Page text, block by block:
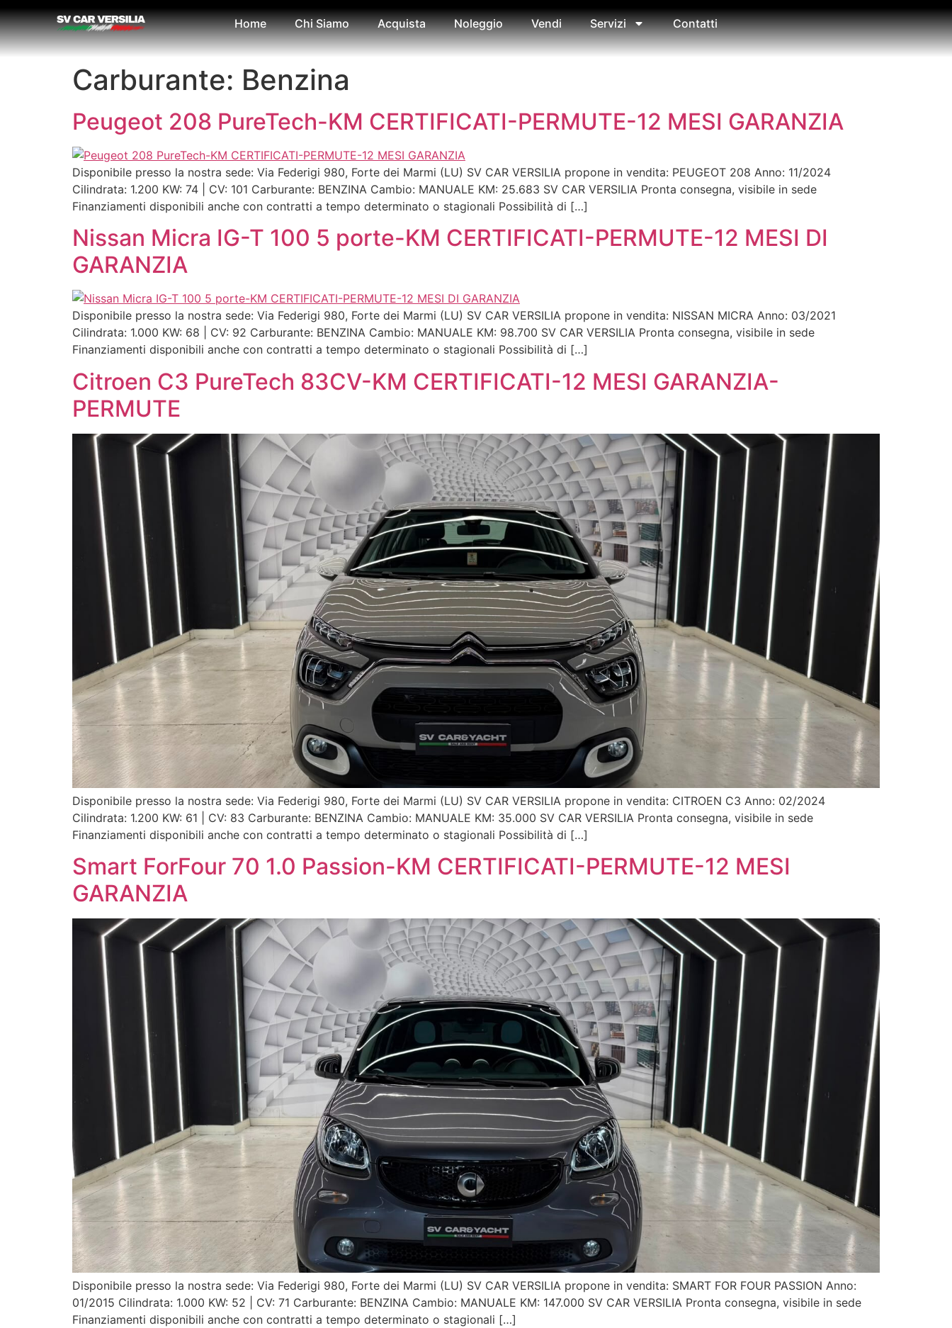
Home Chi Siamo Acquista Noleggio Vendi Servizi Contatti
Carburante: Benzina
Peugeot 208 PureTech-KM CERTIFICATI-PERMUTE-12 MESI GARANZIA
Disponibile presso la nostra sede: Via Federigi 980, Forte dei Marmi (LU) SV CAR VERSILIA propone in vendita: PEUGEOT 208 Anno: 11/2024
Cilindrata: 1.200 KW: 74 | CV: 101 Carburante: BENZINA Cambio: MANUALE KM: 25.683 SV CAR VERSILIA Pronta consegna, visibile in sede
Finanziamenti disponibili anche con contratti a tempo determinato o stagionali Possibilità di […]
Nissan Micra IG-T 100 5 porte-KM CERTIFICATI-PERMUTE-12 MESI DI
GARANZIA
Disponibile presso la nostra sede: Via Federigi 980, Forte dei Marmi (LU) SV CAR VERSILIA propone in vendita: NISSAN MICRA Anno: 03/2021
Cilindrata: 1.000 KW: 68 | CV: 92 Carburante: BENZINA Cambio: MANUALE KM: 98.700 SV CAR VERSILIA Pronta consegna, visibile in sede
Finanziamenti disponibili anche con contratti a tempo determinato o stagionali Possibilità di […]
Citroen C3 PureTech 83CV-KM CERTIFICATI-12 MESI GARANZIA-
PERMUTE
Disponibile presso la nostra sede: Via Federigi 980, Forte dei Marmi (LU) SV CAR VERSILIA propone in vendita: CITROEN C3 Anno: 02/2024
Cilindrata: 1.200 KW: 61 | CV: 83 Carburante: BENZINA Cambio: MANUALE KM: 35.000 SV CAR VERSILIA Pronta consegna, visibile in sede
Finanziamenti disponibili anche con contratti a tempo determinato o stagionali Possibilità di […]
Smart ForFour 70 1.0 Passion-KM CERTIFICATI-PERMUTE-12 MESI
GARANZIA
Disponibile presso la nostra sede: Via Federigi 980, Forte dei Marmi (LU) SV CAR VERSILIA propone in vendita: SMART FOR FOUR PASSION Anno:
01/2015 Cilindrata: 1.000 KW: 52 | CV: 71 Carburante: BENZINA Cambio: MANUALE KM: 147.000 SV CAR VERSILIA Pronta consegna, visibile in sede
Finanziamenti disponibili anche con contratti a tempo determinato o stagionali […]